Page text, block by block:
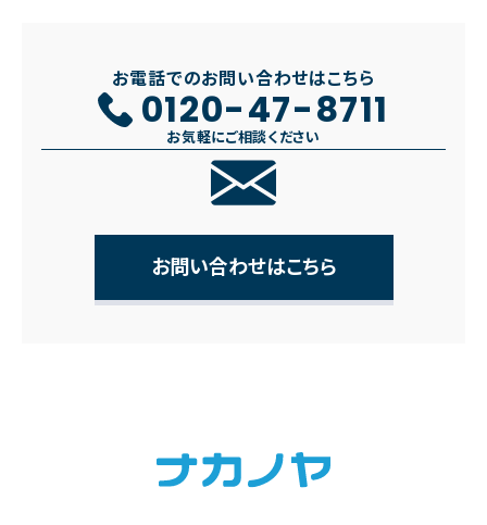
お電話でのお問い合わせはこちら
0120-47-8711
お気軽にご相談ください
お問い合わせはこちら